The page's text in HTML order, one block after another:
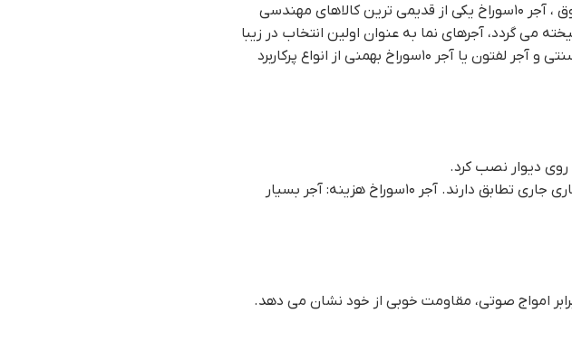
مهندسی
می گردد، آجرهای نما به عنوان اولین انتخاب در زیبا
بهمنی از انواع پرکاربرد
دیوار نصب کرد.
آجر ۱۰سوراخ هزینه: آجر بسیار